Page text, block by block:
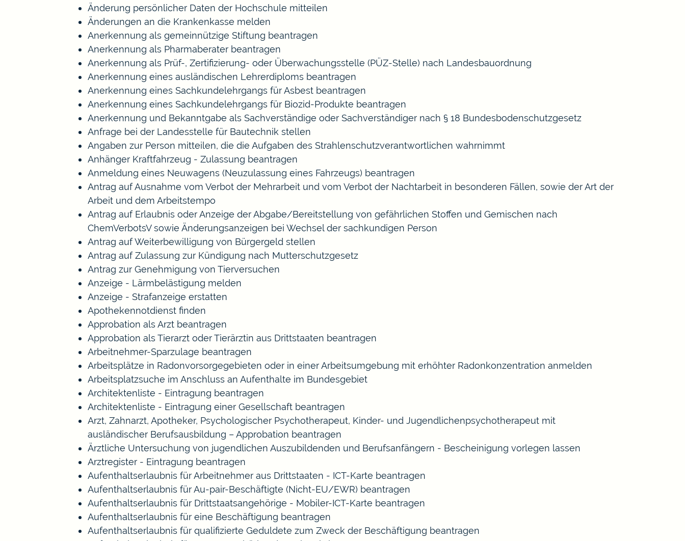
Änderung persönlicher Daten der Hochschule mitteilen
Änderungen an die Krankenkasse melden
Anerkennung als gemeinnützige Stiftung beantragen
Anerkennung als Pharmaberater beantragen
Anerkennung als Prüf-, Zertifizierung- oder Überwachungsstelle (PÜZ-Stelle) nach Landesbauordnung
Anerkennung eines ausländischen Lehrerdiploms beantragen
Anerkennung eines Sachkundelehrgangs für Asbest beantragen
Anerkennung eines Sachkundelehrgangs für Biozid-Produkte beantragen
Anerkennung und Bekanntgabe als Sachverständige oder Sachverständiger nach § 18 Bundesbodenschutzgesetz
Anfrage bei der Landesstelle für Bautechnik stellen
Angaben zur Person mitteilen, die die Aufgaben des Strahlenschutzverantwortlichen wahrnimmt
Anhänger Kraftfahrzeug - Zulassung beantragen
Anmeldung eines Neuwagens (Neuzulassung eines Fahrzeugs) beantragen
Antrag auf Ausnahme vom Verbot der Mehrarbeit und vom Verbot der Nachtarbeit in besonderen Fällen, sowie der Art der
Arbeit und dem Arbeitstempo
Antrag auf Erlaubnis oder Anzeige der Abgabe/Bereitstellung von gefährlichen Stoffen und Gemischen nach
ChemVerbotsV sowie Änderungsanzeigen bei Wechsel der sachkundigen Person
Antrag auf Weiterbewilligung von Bürgergeld stellen
Antrag auf Zulassung zur Kündigung nach Mutterschutzgesetz
Antrag zur Genehmigung von Tierversuchen
Anzeige - Lärmbelästigung melden
Anzeige - Strafanzeige erstatten
Apothekennotdienst finden
Approbation als Arzt beantragen
Approbation als Tierarzt oder Tierärztin aus Drittstaaten beantragen
Arbeitnehmer-Sparzulage beantragen
Arbeitsplätze in Radonvorsorgegebieten oder in einer Arbeitsumgebung mit erhöhter Radonkonzentration anmelden
Arbeitsplatzsuche im Anschluss an Aufenthalte im Bundesgebiet
Architektenliste - Eintragung beantragen
Architektenliste - Eintragung einer Gesellschaft beantragen
Arzt, Zahnarzt, Apotheker, Psychologischer Psychotherapeut, Kinder- und Jugendlichenpsychotherapeut mit
ausländischer Berufsausbildung – Approbation beantragen
Ärztliche Untersuchung von jugendlichen Auszubildenden und Berufsanfängern - Bescheinigung vorlegen lassen
Arztregister - Eintragung beantragen
Aufenthaltserlaubnis für Arbeitnehmer aus Drittstaaten - ICT-Karte beantragen
Aufenthaltserlaubnis für Au-pair-Beschäftigte (Nicht-EU/EWR) beantragen
Aufenthaltserlaubnis für Drittstaatsangehörige - Mobiler-ICT-Karte beantragen
Aufenthaltserlaubnis für eine Beschäftigung beantragen
Aufenthaltserlaubnis für qualifizierte Geduldete zum Zweck der Beschäftigung beantragen